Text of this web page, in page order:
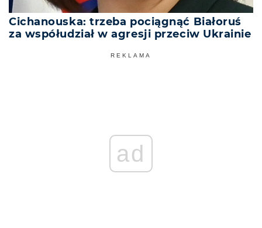
Cichanouska: trzeba pociągnąć Białoruś
za współudział w agresji przeciw Ukrainie
REKLAMA
ad